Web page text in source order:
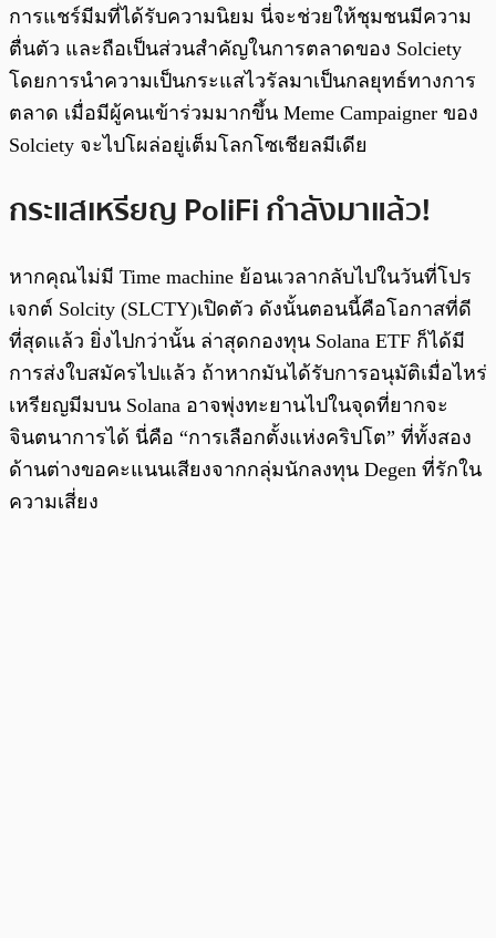
การแชร์มีมที่ได้รับความนิยม นี่จะช่วยให้ชุมชนมีความ
ตื่นตัว และถือเป็นส่วนสำคัญในการตลาดของ Solciety
โดยการนำความเป็นกระแสไวรัลมาเป็นกลยุทธ์ทางการ
ตลาด เมื่อมีผู้คนเข้าร่วมมากขึ้น Meme Campaigner ของ
Solciety จะไปโผล่อยู่เต็มโลกโซเชียลมีเดีย
กระแสเหรียญ PoliFi กำลังมาแล้ว!
หากคุณไม่มี Time machine ย้อนเวลากลับไปในวันที่โปร
เจกต์ Solcity (SLCTY)เปิดตัว ดังนั้นตอนนี้คือโอกาสที่ดี
ที่สุดแล้ว ยิ่งไปกว่านั้น ล่าสุดกองทุน Solana ETF ก็ได้มี
การส่งใบสมัครไปแล้ว ถ้าหากมันได้รับการอนุมัติเมื่อไหร่
เหรียญมีมบน Solana อาจพุ่งทะยานไปในจุดที่ยากจะ
จินตนาการได้ นี่คือ “การเลือกตั้งแห่งคริปโต” ที่ทั้งสอง
ด้านต่างขอคะแนนเสียงจากกลุ่มนักลงทุน Degen ที่รักใน
ความเสี่ยง